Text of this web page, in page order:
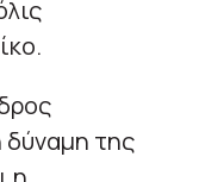
δύναμη της